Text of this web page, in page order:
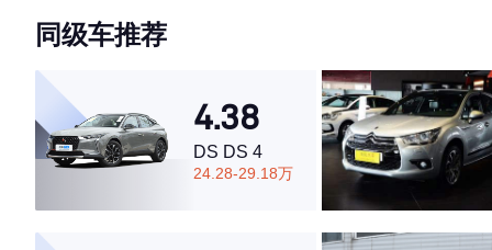
·空间表现一般，低于59%同级车
同级车推荐
4.38
DS DS 4
24.28-29.18万